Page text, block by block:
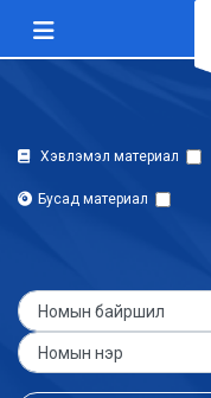
Хэвлэмэл материал
Бусад материал